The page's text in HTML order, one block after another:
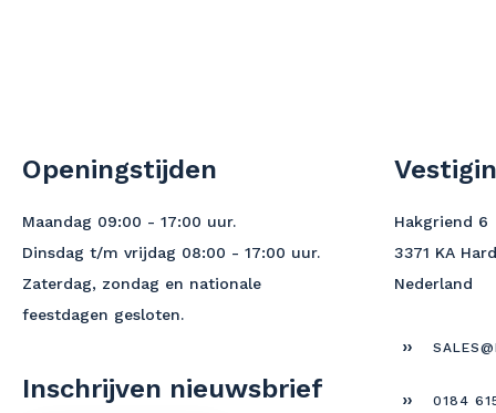
Openingstijden
Maandag 09:00 - 17:00 uur.
Dinsdag t/m vrijdag 08:00 - 17:00 uur.
Zaterdag, zondag en nationale
feestdagen gesloten.
Inschrijven nieuwsbrief
Hakgriend 6
3371 KA
Nederland
0184